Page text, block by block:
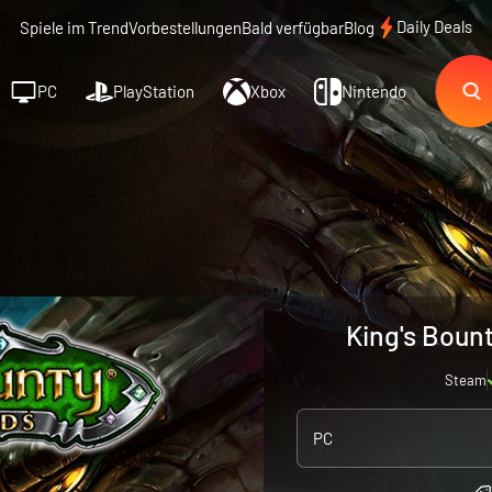
Spiele im TrendVorbestellungenBald verfügbarBlog Daily Deals
PC PlayStation Xbox Nintendo
King's
Steam
PC